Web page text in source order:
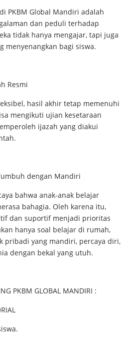
PKBM Global Mandiri adalah
dan peduli terhadap
tidak hanya mengajar, tapi juga
menyenangkan bagi siswa.
Resmi
hasil akhir tetap memenuhi
mengikuti ujian kesetaraan
ijazah yang diakui
dengan Mandiri
bahwa anak-anak belajar
bahagia. Oleh karena itu,
dan suportif menjadi prioritas
hanya soal belajar di rumah,
pribadi yang mandiri, percaya diri,
dengan bekal yang utuh.
PKBM GLOBAL MANDIRI :